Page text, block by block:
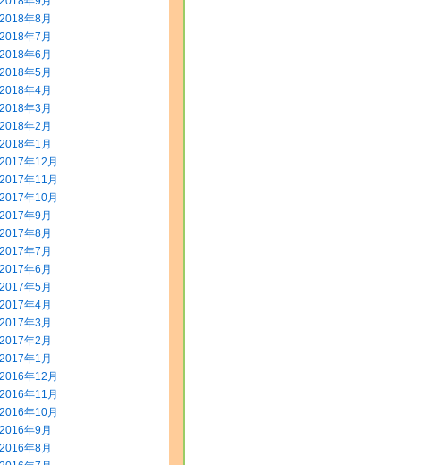
2018年8月
2018年7月
2018年6月
2018年5月
2018年4月
2018年3月
2018年2月
2018年1月
2017年12月
2017年11月
2017年10月
2017年9月
2017年8月
2017年7月
2017年6月
2017年5月
2017年4月
2017年3月
2017年2月
2017年1月
2016年12月
2016年11月
2016年10月
2016年9月
2016年8月